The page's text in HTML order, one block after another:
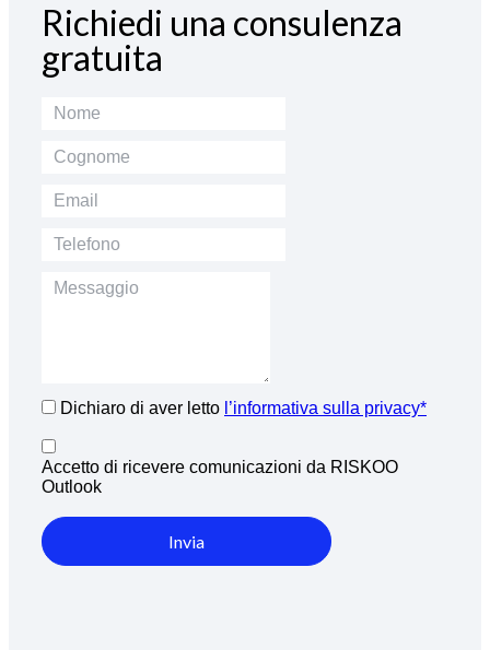
Richiedi una consulenza
gratuita
Dichiaro di aver letto l’informativa sulla privacy*
Accetto di ricevere comunicazioni da RISKOO
Outlook
Invia